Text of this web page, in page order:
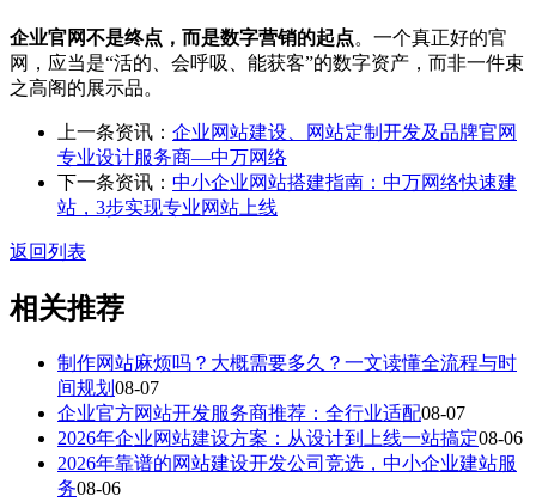
企业官网不是终点，而是数字营销的起点。一个真正好的官
网，应当是“活的、会呼吸、能获客”的数字资产，而非一件束
之高阁的展示品。
上一条资讯： 企业网站建设、网站定制开发及品牌官网
专业设计服务商—中万网络
下一条资讯： 中小企业网站搭建指南：中万网络快速建
站，3步实现专业网站上线
返回列表
相关推荐
制作网站麻烦吗？大概需要多久？一文读懂全流程与时
间规划 08-07
企业官方网站开发服务商推荐：全行业适配08-07
2026年企业网站建设方案：从设计到上线一站搞定08-06
2026年靠谱的网站建设开发公司竞选，中小企业建站服
务08-06